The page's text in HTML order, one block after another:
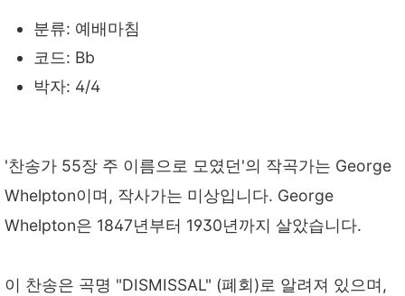
분류: 예배마침
코드: Bb
박자: 4/4
'찬송가 55장 주 이름으로 모였던'의 작곡가는 George
Whelpton이며, 작사가는 미상입니다. George
Whelpton은 1847년부터 1930년까지 살았습니다.
이 찬송은 곡명 "DISMISSAL" (폐회)로 알려져 있으며,